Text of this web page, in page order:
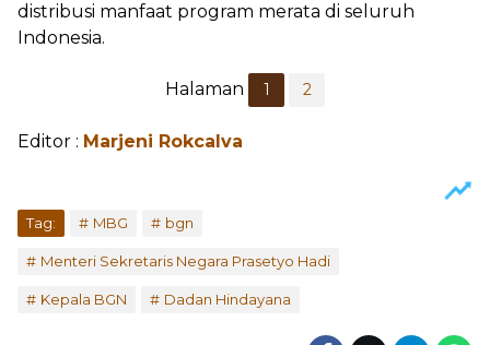
distribusi manfaat program merata di seluruh
Indonesia.
Halaman 1 2
Editor : Marjeni Rokcalva
Tag: MBG bgn
Menteri Sekretaris Negara Prasetyo Hadi
Kepala BGN Dadan Hindayana